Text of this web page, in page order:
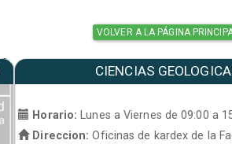
VOLVER A LA PÁGINA
CIENCIAS
Horario:
Lunes a Viernes de 09:00 a
Direccion: Oficinas de kardex de la